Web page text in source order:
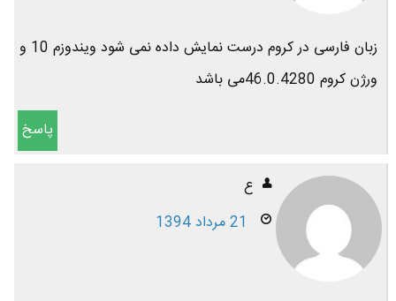
زبان فارسی در کروم درست نمایش داده نمی شود ویندوزم 10 و
ورژن کروم 46.0.4280می باشد
پاسخ
ع
21 مرداد 1394